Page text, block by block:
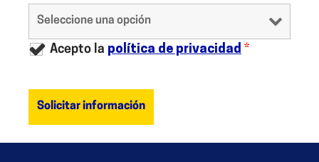
Acepto la política de privacidad *